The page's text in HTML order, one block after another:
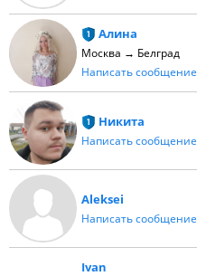
Алина
Москва → Белград
Написать сообщение
Никита
Написать сообщение
Aleksei
Написать сообщение
Ivan